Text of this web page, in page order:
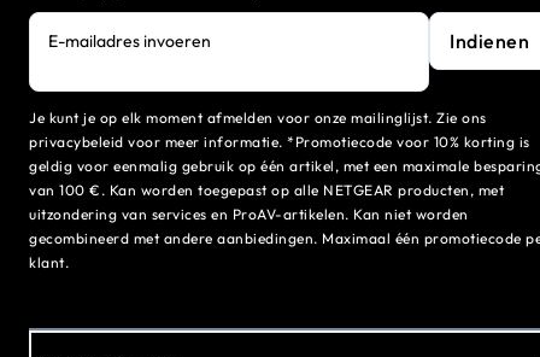
E-mailadres invoeren Indienen
Je kunt je op elk moment afmelden voor onze mailinglijst. Zie ons
privacybeleid voor meer informatie. *Promotiecode voor 10% korting is
geldig voor eenmalig gebruik op één artikel, met een maximale
van 100 €. Kan worden toegepast op alle NETGEAR producten, met
uitzondering van services en ProAV-artikelen. Kan niet worden
gecombineerd met andere aanbiedingen. Maximaal één promotiecode
klant.